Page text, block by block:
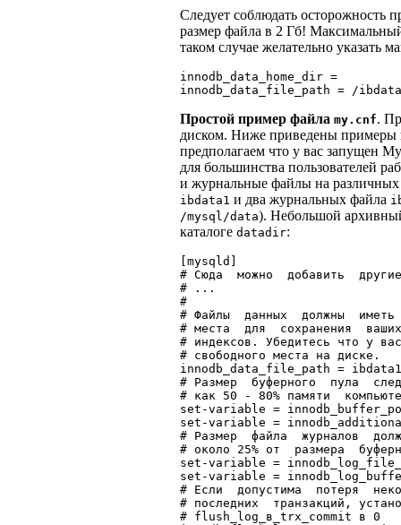
Следует соблюдать осторожность
размер файла в 2 Гб!
таком случае желательно указать
innodb_data_home_dir =
Простой пример файла my.cnf.
диском. Ниже приведены примеры
предполагаем что у вас запущен
для большинства пользователей
и журнальные файлы на различных
ibdata1 и два журнальных файла
/mysql/data). Небольшой
каталоге datadir:
[mysqld]
# Сюда  можно  добавить  другие
# ...
#
# Файлы  данных  должны  иметь
# места  для  сохранения
# индексов. Убедитесь что у
# свободного места на диске.
innodb_data_file_path =
# Размер  буферного  пула
# как 50 - 80% памяти
set-variable =
set-variable =
# Размер  файла  журналов
# около 25% от  размера
set-variable =
set-variable =
# Если  допустима  потеря
# последних  транзакций,
# flush_log_в_trx_commit в 0